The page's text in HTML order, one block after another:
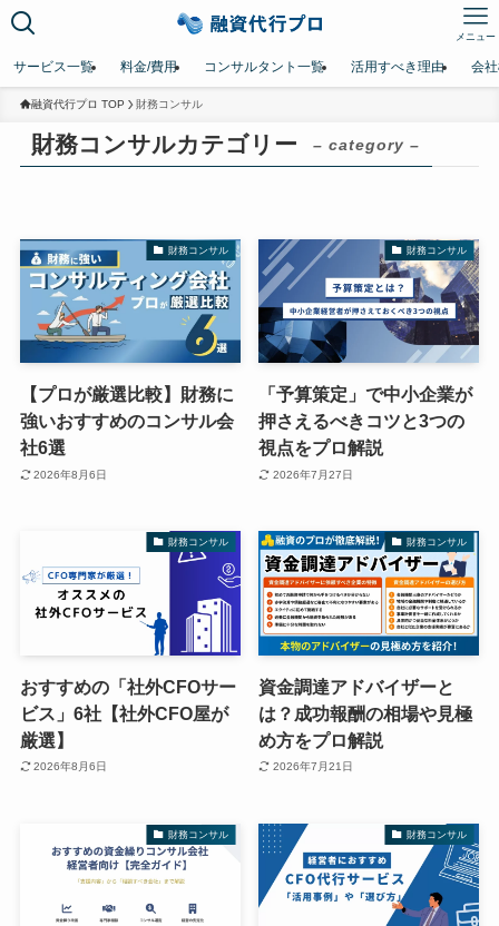
メニュー
サービス一覧 料金/費用 コンサルタント一覧 活用すべき理由 会
融資代行プロ TOP 財務コンサル
財務コンサルカテゴリー – category –
財務コンサル
【プロが厳選比較】財務に
強いおすすめのコンサル会
社6選
2026年8月6日
財務コンサル
「予算策定」で中小企業が
押さえるべきコツと3つの
視点をプロ解説
2026年7月27日
財務コンサル
おすすめの「社外CFOサー
ビス」6社【社外CFO屋が
厳選】
2026年8月6日
財務コンサル
資金調達アドバイザーと
は？成功報酬の相場や見極
め方をプロ解説
2026年7月21日
財務コンサル 財務コンサル